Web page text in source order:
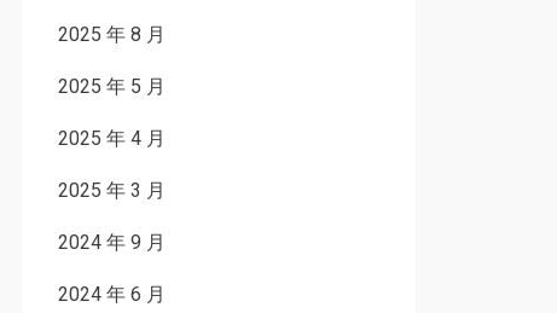
2025 年 8 月
2025 年 5 月
2025 年 4 月
2025 年 3 月
2024 年 9 月
2024 年 6 月